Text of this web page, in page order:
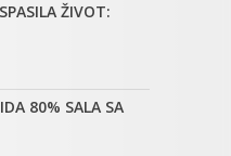
ŽIVOT:
80% SALA SA